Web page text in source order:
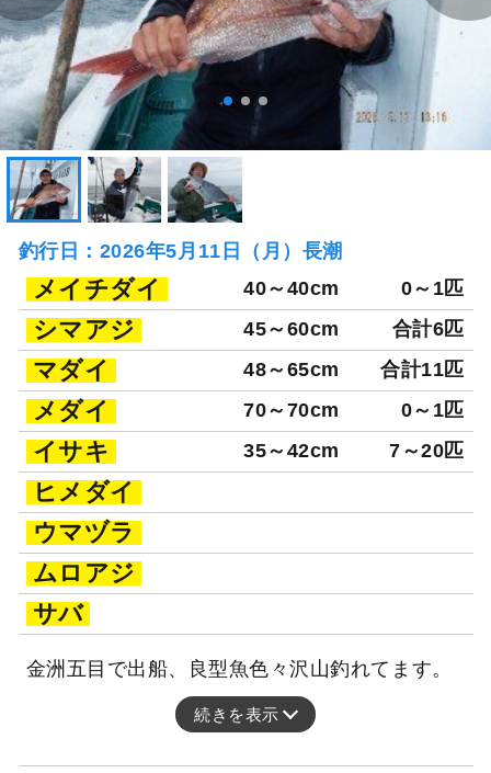
釣行日：2026年5月11日（月）長潮
メイチダイ 40～40cm 0～1匹
シマアジ 45～60cm 合計6匹
マダイ 48～65cm 合計11匹
メダイ 70～70cm 0～1匹
イサキ 35～42cm 7～20匹
ヒメダイ
ウマヅラ
ムロアジ
サバ
金洲五目で出船、良型魚色々沢山釣れてます。
続きを表示